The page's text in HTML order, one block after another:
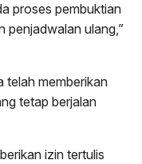
proses pembuktian
penjadwalan ulang,”
telah memberikan
tetap berjalan
izin tertulis